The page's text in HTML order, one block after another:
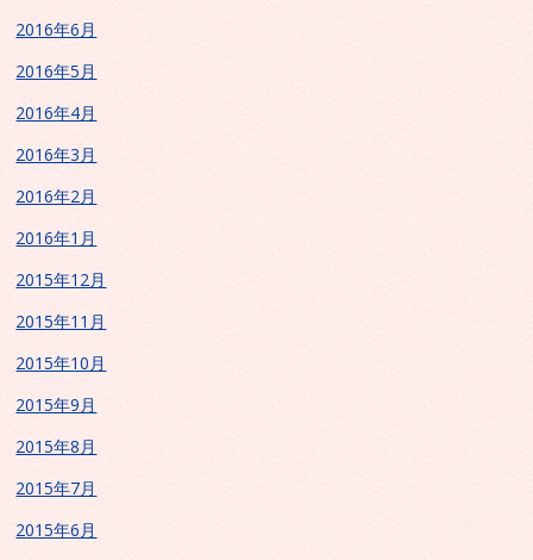
2016年6月
2016年5月
2016年4月
2016年3月
2016年2月
2016年1月
2015年12月
2015年11月
2015年10月
2015年9月
2015年8月
2015年7月
2015年6月